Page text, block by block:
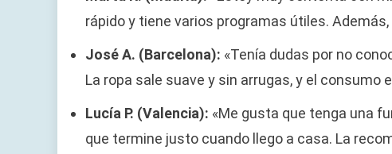
rápido y tiene varios programas útiles.
José A. (Barcelona): «Tenía dudas por no
La ropa sale suave y sin arrugas, y el consumo
Lucía P. (Valencia): «Me gusta que tenga una
que termine justo cuando llego a casa. La